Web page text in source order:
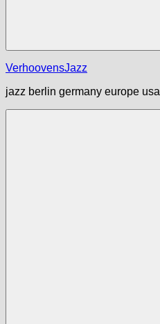
VerhoovensJazz
jazz berlin germany europe usa